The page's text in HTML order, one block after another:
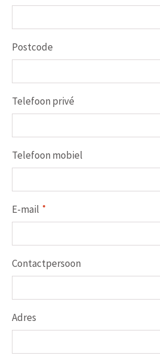
Postcode
Telefoon privé
Telefoon mobiel
E-mail
Contactpersoon
Adres